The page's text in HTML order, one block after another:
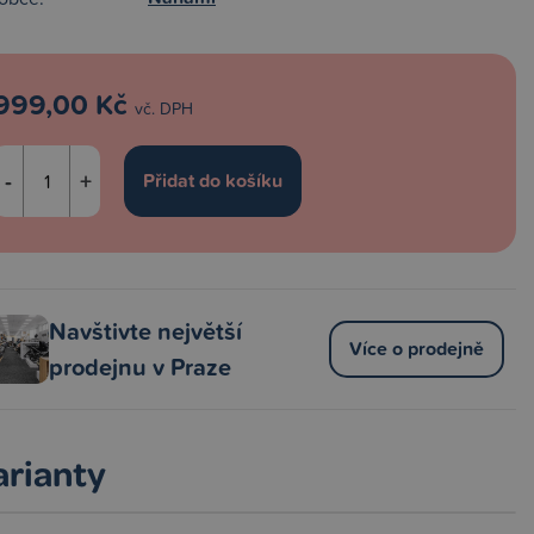
Kč vč. DPH
- +
Navštivte největší
prodejnu v Praze
Více o prodejně